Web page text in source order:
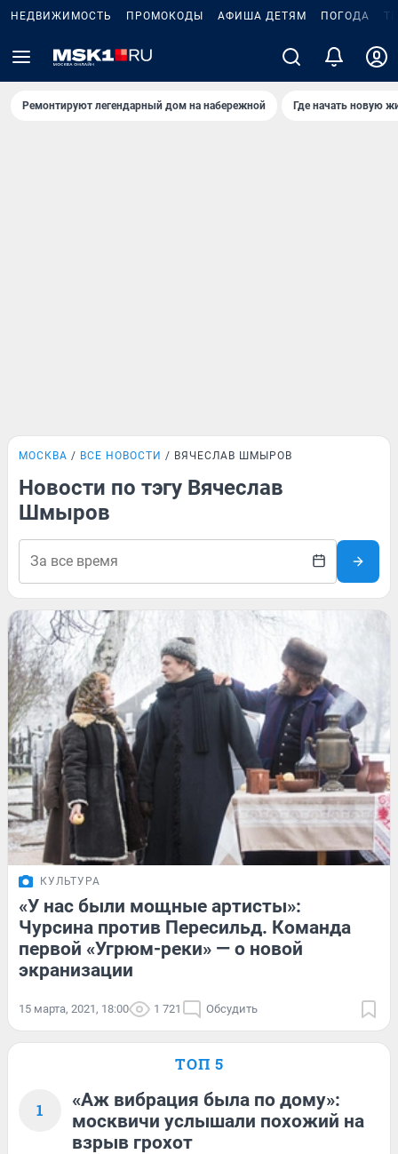
НЕДВИЖИМОСТЬ ПРОМОКОДЫ АФИША ДЕТЯМ ПОГОДА
Ремонтируют легендарный дом на набережной Где начать новую
МОСКВА ВСЕ НОВОСТИ ВЯЧЕСЛАВ ШМЫРОВ
Новости по тэгу Вячеслав
Шмыров
КУЛЬТУРА
«У нас были мощные артисты»:
Чурсина против Пересильд. Команда
первой «Угрюм-реки» — о новой
экранизации
15 марта, 2021, 18:00 1 721 Обсудить
ТОП 5
1
«Аж вибрация была по дому»:
москвичи услышали похожий на
взрыв грохот